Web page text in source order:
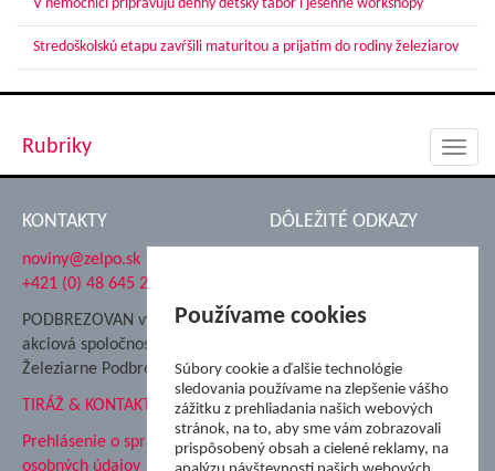
V nemocnici pripravujú denný detský tábor i jesenné workshopy
Stredoškolskú etapu zavŕšili maturitou a prijatím do rodiny železiarov
Rubriky
KONTAKTY
noviny@zelpo.sk
+421 (0) 48 645 2711
PODBREZOVAN vydáva
akciová spoločnosť
Železiarne Podbrezová
TIRÁŽ & KONTAKT
Prehlásenie o spracovaní
osobných údajov
DÔLEŽITÉ ODKAZY
Nadácia Železiarne
ŽP Informatika s.r.o.
ŠK Železiarne Podbrezová
Tále a.s.
Používame cookies
Súbory cookie a ďalšie technológie
sledovania používame na zlepšenie vášho
zážitku z prehliadania našich webových
stránok, na to, aby sme vám zobrazovali
prispôsobený obsah a cielené reklamy, na